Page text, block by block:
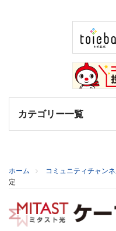
カテゴリー一覧
ホーム コミュニティチャン
定